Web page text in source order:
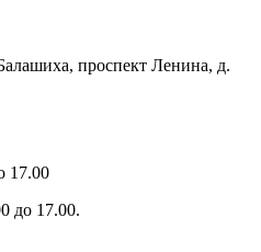
проспект Ленина, д.
17.00
до 17.00.